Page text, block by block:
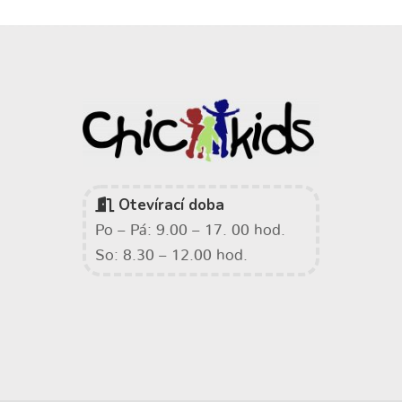
Otevírací doba
Po – Pá: 9.00 – 17. 00 hod.
So: 8.30 – 12.00 hod.